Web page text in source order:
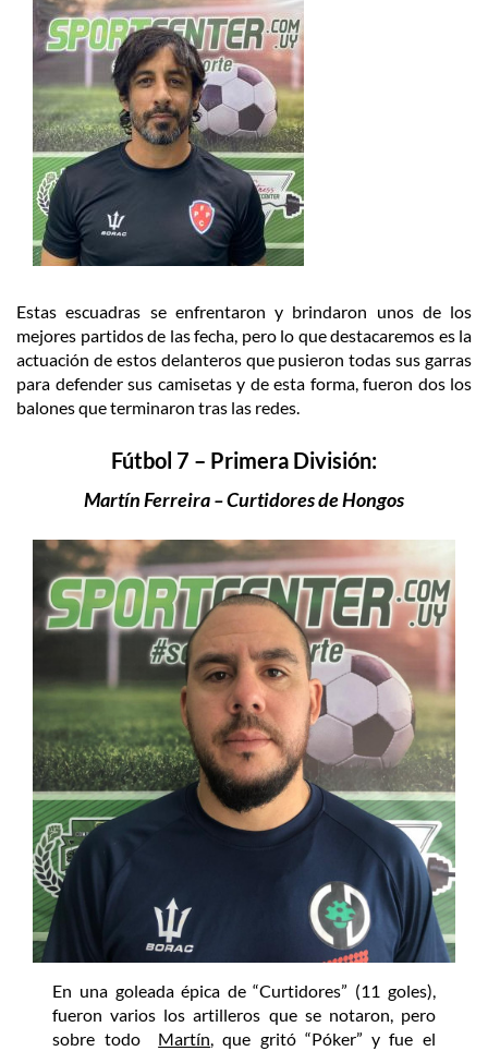
Estas escuadras se enfrentaron y brindaron unos de los
mejores partidos de las fecha, pero lo que destacaremos es la
actuación de estos delanteros que pusieron todas sus garras
para defender sus camisetas y de esta forma, fueron dos los
balones que terminaron tras las redes.
Fútbol 7 – Primera División:
Martín Ferreira – Curtidores de Hongos
En una goleada épica de “Curtidores” (11 goles),
fueron varios los artilleros que se notaron, pero
sobre todo Martín, que gritó “Póker” y fue el